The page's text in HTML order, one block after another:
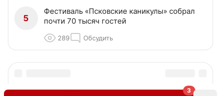
3
5
Фестиваль «Псковские каникулы» собрал
почти 70 тысяч гостей
289 Обсудить